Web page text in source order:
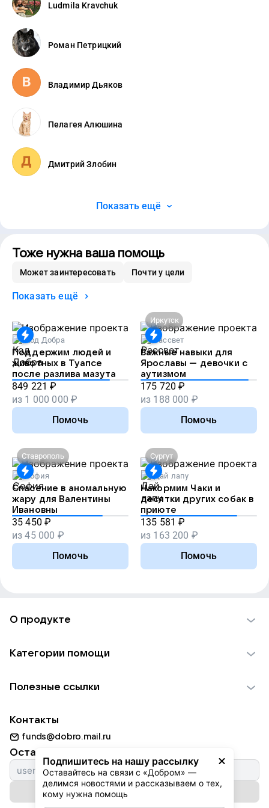
Ludmila Kravchuk
Роман Петрицкий
Владимир Дьяков
Пелагея Алюшинa
Дмитрий Злобин
Показать ещё
Тоже нужна ваша помощь
Может заинтересовать Почти у цели
Показать ещё
Код Добра
Поддержим людей и
животных в Туапсе
после разлива мазута
849 221 ₽
из 1 000 000 ₽
Помочь
Иркутск
Рассвет
Важные навыки для
Ярославы — девочки с
аутизмом
175 720 ₽
из 188 000 ₽
Помочь
Ставрополь
София
Спасение в аномальную
жару для Валентины
Ивановны
35 450 ₽
из45 000 ₽
Помочь
Сургут
Дай лапу
Накормим Чаки и
десятки других собак в
приюте
135 581 ₽
из 163 200 ₽
Помочь
Подпишитесь на нашу рассылку
Оставайтесь на связи с «Добром» —
делимся новостями и рассказываем о тех,
кому нужна помощь
О продукте
Использование материалов
Для НКО
Партнерам
Категории помощи
Пожилым
Животным
Природе
Культуре
Фондам
Полезные ссылки
Добрый день
Истории
Автоплатежи
Контакты
funds@dobro.mail.ru
Оставайтесь с нами
Подписаться на рассылку